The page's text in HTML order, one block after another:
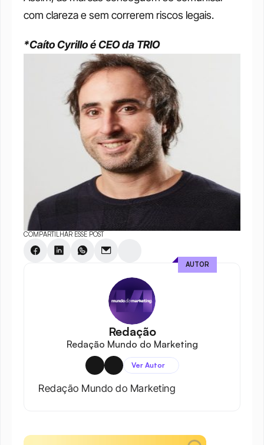
com clareza e sem correrem riscos legais.
*Caíto Cyrillo é CEO da TRIO
COMPARTILHAR ESSE POST
Redação
Redação Mundo do Marketing
Ver Autor
Redação Mundo do Marketing
AUTOR